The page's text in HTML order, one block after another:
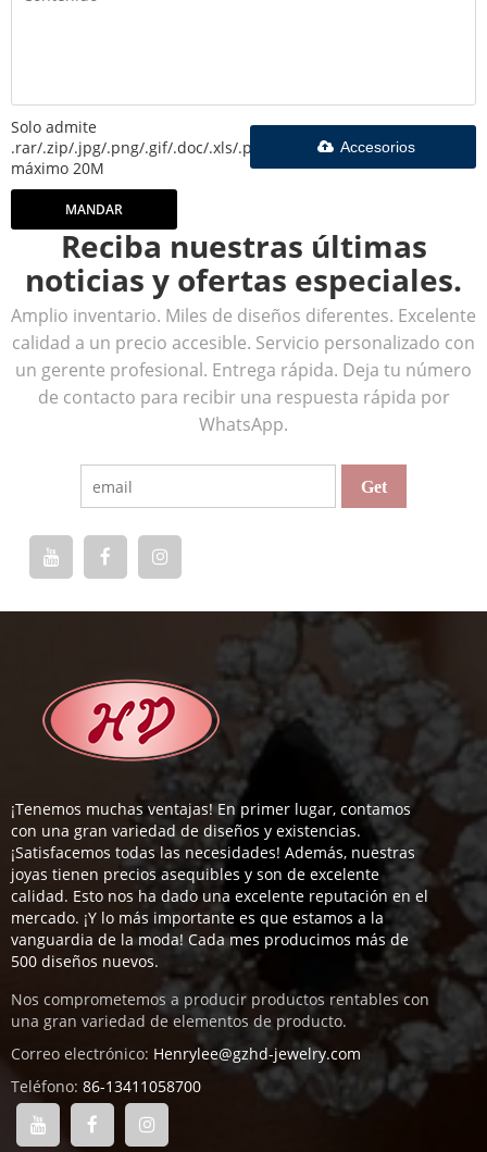
Solo admite
.rar/.zip/.jpg/.png/.gif/.doc/.xls/.pdf,
máximo 20M
Accesorios
MANDAR
Reciba nuestras últimas
noticias y ofertas especiales.
Amplio inventario. Miles de diseños diferentes. Excelente
calidad a un precio accesible. Servicio personalizado con
un gerente profesional. Entrega rápida. Deja tu número
de contacto para recibir una respuesta rápida por
WhatsApp.
¡Tenemos muchas ventajas! En primer lugar, contamos
con una gran variedad de diseños y existencias.
¡Satisfacemos todas las necesidades! Además, nuestras
joyas tienen precios asequibles y son de excelente
calidad. Esto nos ha dado una excelente reputación en el
mercado. ¡Y lo más importante es que estamos a la
vanguardia de la moda! Cada mes producimos más de
500 diseños nuevos.
Nos comprometemos a producir productos rentables con
una gran variedad de elementos de producto.
Correo electrónico: Henrylee@gzhd-jewelry.com
Teléfono: 86-13411058700